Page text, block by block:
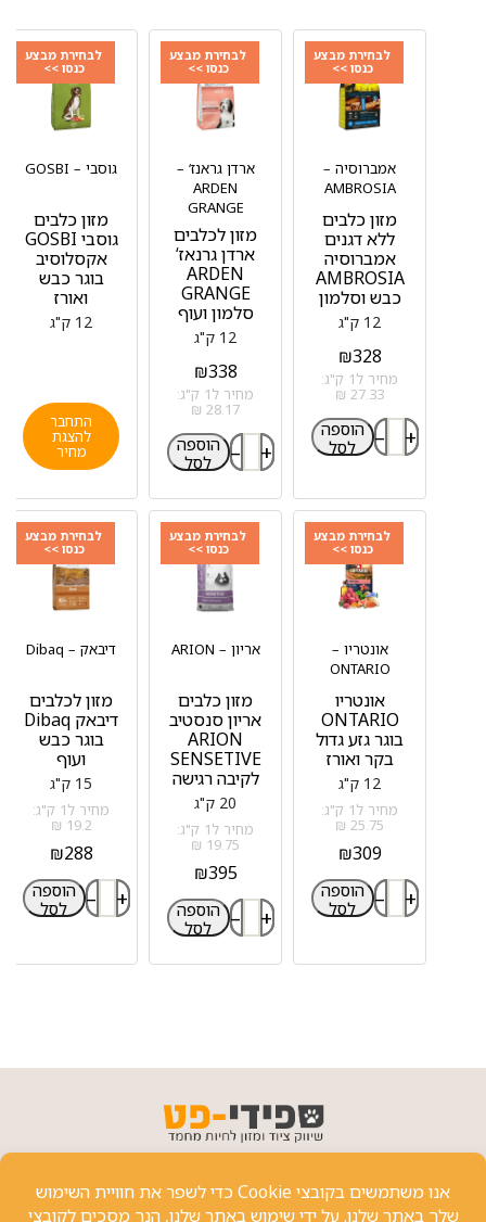
לבחירת מבצע
כנסו >>
אמברוסיה –
AMBROSIA
מזון כלבים
ללא דגנים
אמברוסיה
AMBROSIA
כבש וסלמון
12 ק"ג
₪328
מחיר ל1 ק"ג:
27.33 ₪
– +
הוספה
לסל
לבחירת מבצע
כנסו >>
ארדן גראנז‘ –
ARDEN
GRANGE
מזון לכלבים
ארדן גרנאז‘
ARDEN
GRANGE
סלמון ועוף
12 ק"ג
₪338
מחיר ל1 ק"ג:
28.17 ₪
– +
הוספה
לסל
לבחירת מבצע
כנסו >>
גוסבי – GOSBI
מזון כלבים
גוסבי GOSBI
אקסלוסיב
בוגר כבש
ואורז
12 ק"ג
התחבר
להצגת
מחיר
לבחירת מבצע
כנסו >>
אונטריו –
ONTARIO
אונטריו
ONTARIO
בוגר גזע גדול
בקר ואורז
12 ק"ג
מחיר ל1 ק"ג:
25.75 ₪
₪309
– +
הוספה
לסל
לבחירת מבצע
כנסו >>
אריון – ARION
מזון כלבים
אריון סנסטיב
ARION
SENSETIVE
לקיבה רגישה
20 ק"ג
מחיר ל1 ק"ג:
19.75 ₪
₪395
– +
הוספה
לסל
לבחירת מבצע
כנסו >>
דיבאק – Dibaq
מזון לכלבים
דיבאק Dibaq
בוגר כבש
ועוף
15 ק"ג
מחיר ל1 ק"ג:
19.2 ₪
₪288
– +
הוספה
לסל